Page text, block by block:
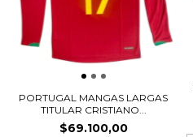
PORTUGAL MANGAS LARGAS
TITULAR CRISTIANO...
$69.100,00